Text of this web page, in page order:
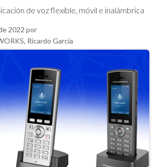
de voz flexible, móvil e inalámbrica
2022 por
Ricardo Garcia